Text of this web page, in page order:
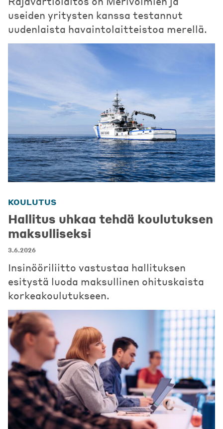
useiden yritysten kanssa testannut
uudenlaista havaintolaitteistoa merellä.
KOULUTUS
Hallitus uhkaa tehdä koulutuksen
maksulliseksi
3.6.2026
Insinööriliitto vastustaa hallituksen
esitystä luoda maksullinen ohituskaista
korkeakoulutukseen.